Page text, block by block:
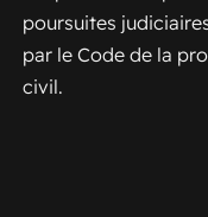
poursuites
par le Code de la
civil.